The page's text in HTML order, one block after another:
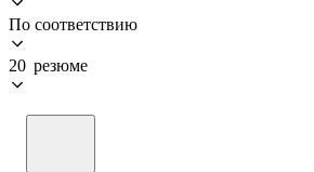
По соответствию
20 резюме